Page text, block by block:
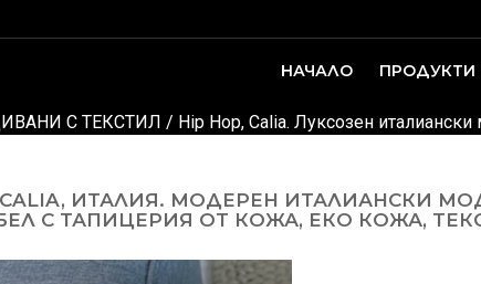
НАЧАЛО ПРОДУКТИ
С ТЕКСТИЛ / Hip Hop, Calia. Луксозен
ИТАЛИЯ. МОДЕРЕН ИТАЛИАНСКИ
С ТАПИЦЕРИЯ ОТ КОЖА, ЕКО КОЖА,